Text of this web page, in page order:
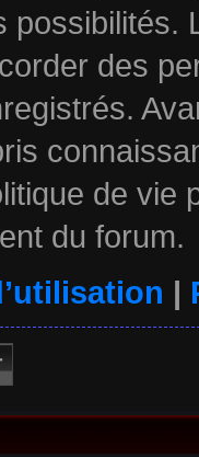
possibilités.
des
de vie
du forum.
|